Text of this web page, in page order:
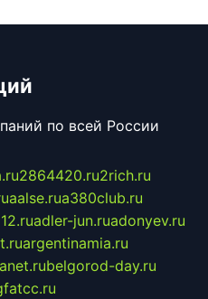
по всей России
2864420.ru2rich.ru
aalse.rua380club.ru
adler-jun.ruadonyev.ru
argentinamia.ru
belgorod-day.ru